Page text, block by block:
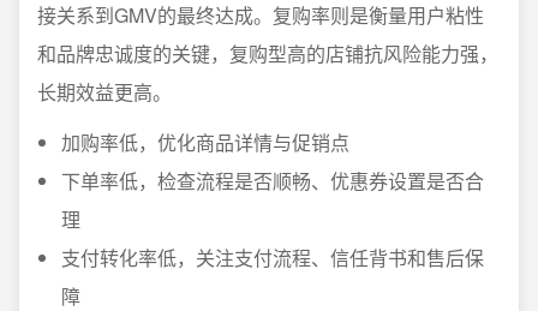
接关系到GMV的最终达成。复购率则是衡量用户粘性
和品牌忠诚度的关键，复购型高的店铺抗风险能力强，
长期效益更高。
加购率低，优化商品详情与促销点
下单率低，检查流程是否顺畅、优惠券设置是否合
理
支付转化率低，关注支付流程、信任背书和售后保
障